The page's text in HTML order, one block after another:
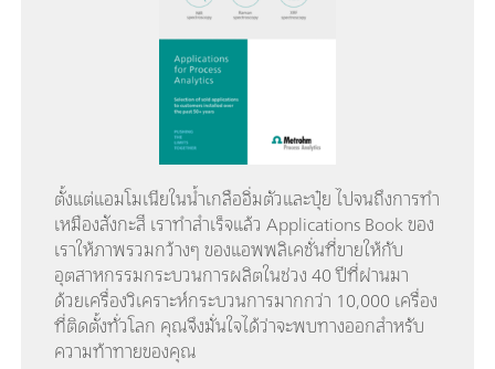
ตั้งแต่แอมโมเนียในน้ำเกลืออิ่มตัวและปุ๋ย ไปจนถึงการทำ
เหมืองสังกะสี เราทำสำเร็จแล้ว Applications Book ของ
เราให้ภาพรวมกว้างๆ ของแอพพลิเคชั่นที่ขายให้กับ
อุตสาหกรรมกระบวนการผลิตในช่วง 40 ปีที่ผ่านมา
ด้วยเครื่องวิเคราะห์กระบวนการมากกว่า 10,000 เครื่อง
ที่ติดตั้งทั่วโลก คุณจึงมั่นใจได้ว่าจะพบทางออกสำหรับ
ความท้าทายของคุณ